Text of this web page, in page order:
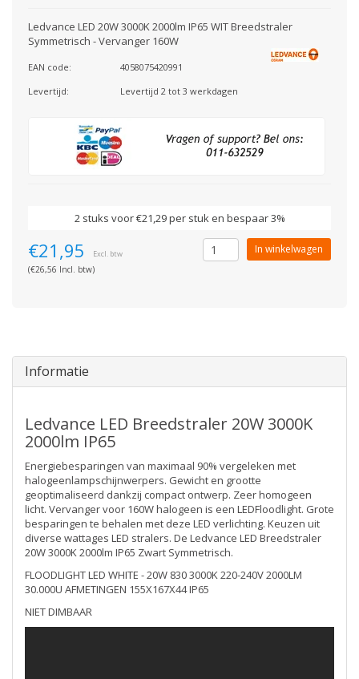
Ledvance LED 20W 3000K 2000lm IP65 WIT Breedstraler
Symmetrisch - Vervanger 160W
EAN code:
4058075420991
Levertijd:
Levertijd 2 tot 3 werkdagen
2 stuks voor €21,29 per stuk en bespaar 3%
€21,95 Excl. btw
(€26,56 Incl. btw)
In winkelwagen
Informatie
Ledvance LED Breedstraler 20W 3000K
2000lm IP65
Energiebesparingen van maximaal 90% vergeleken met
halogeenlampschijnwerpers. Gewicht en grootte
geoptimaliseerd dankzij compact ontwerp. Zeer homogeen
licht. Vervanger voor 160W halogeen is een LEDFloodlight. Grote
besparingen te behalen met deze LED verlichting. Keuzen uit
diverse wattages LED stralers. De Ledvance LED Breedstraler
20W 3000K 2000lm IP65 Zwart Symmetrisch.
FLOODLIGHT LED WHITE - 20W 830 3000K 220-240V 2000LM
30.000U AFMETINGEN 155X167X44 IP65
NIET DIMBAAR